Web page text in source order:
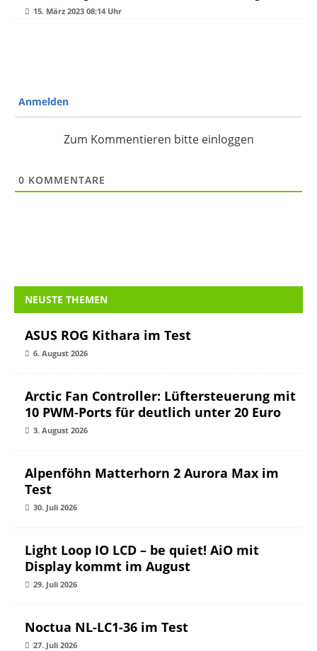
15. März 2023 08:14 Uhr
Anmelden
Zum Kommentieren bitte einloggen
0 KOMMENTARE
NEUSTE THEMEN
ASUS ROG Kithara im Test
6. August 2026
Arctic Fan Controller: Lüftersteuerung mit
10 PWM-Ports für deutlich unter 20 Euro
3. August 2026
Alpenföhn Matterhorn 2 Aurora Max im
Test
30. Juli 2026
Light Loop IO LCD – be quiet! AiO mit
Display kommt im August
29. Juli 2026
Noctua NL-LC1-36 im Test
27. Juli 2026